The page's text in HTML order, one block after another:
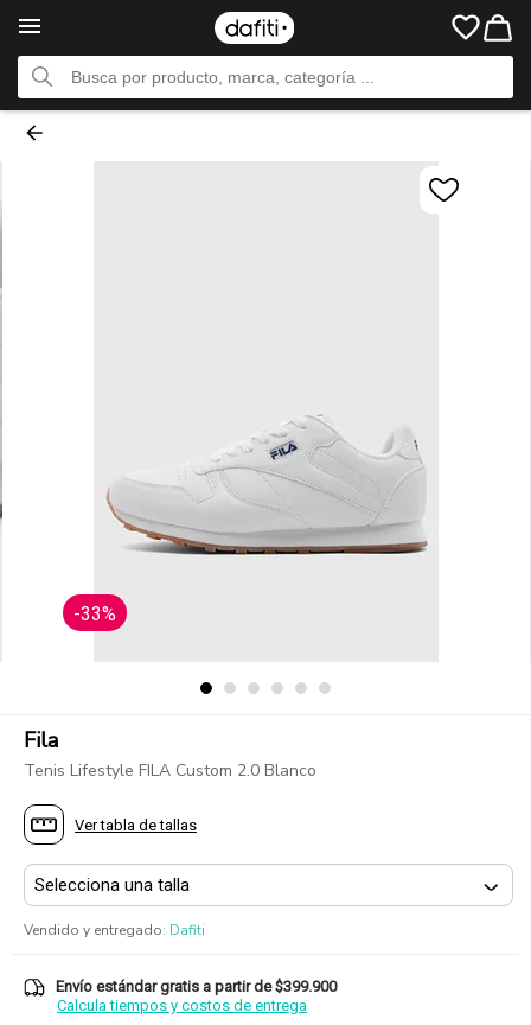
-33%
Fila
Tenis Lifestyle FILA Custom 2.0 Blanco
Ver tabla de tallas
Vendido y entregado: Dafiti
Envío estándar gratis a partir de $399.900
Calcula tiempos y costos de entrega